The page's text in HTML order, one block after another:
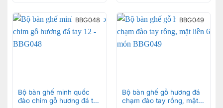
BBG048
Bộ bàn ghế minh quốc
đào chim gỗ hương đá tay
BBG049
Bộ bàn ghế gỗ hương đá
chạm đào tay rồng, mặt